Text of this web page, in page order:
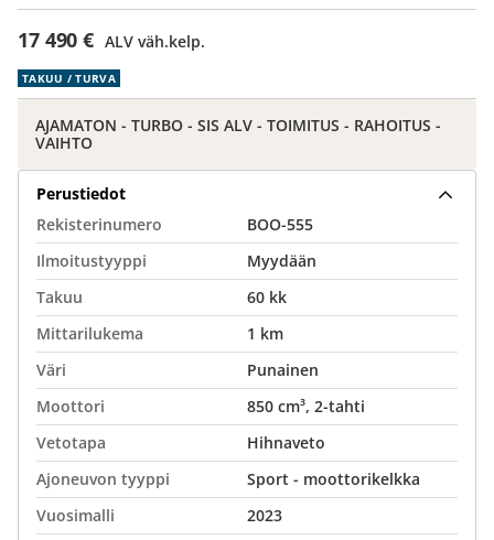
17 490 € ALV väh.kelp.
TAKUU / TURVA
AJAMATON - TURBO - SIS ALV - TOIMITUS - RAHOITUS -
VAIHTO
Perustiedot
Rekisterinumero
BOO-555
Ilmoitustyyppi
Myydään
Takuu
60 kk
Mittarilukema
1 km
Väri
Punainen
Moottori
850 cm³, 2-tahti
Vetotapa
Hihnaveto
Ajoneuvon tyyppi
Sport - moottorikelkka
Vuosimalli
2023